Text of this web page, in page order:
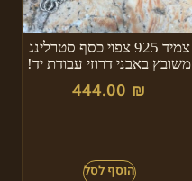
צמיד 925 צפוי כסף סטרלינג
משובץ באבני דרוזי עבודת יד!
444.00 ₪